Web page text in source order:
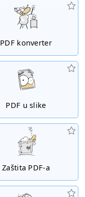
PDF konverter
PDF u slike
Zaštita PDF-a